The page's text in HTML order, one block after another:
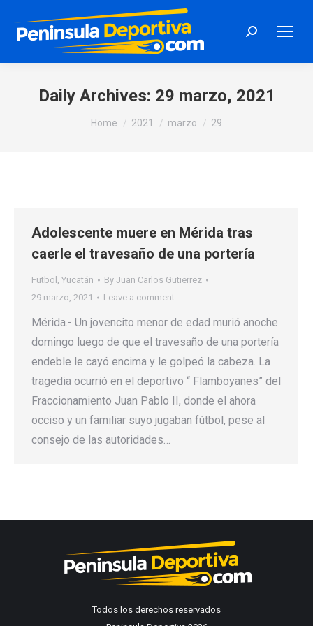
Search:
Daily Archives: 29 marzo, 2021
You are here:
Home 2021 marzo 29
Adolescente muere en Mérida tras
caerle el travesaño de una portería
Futbol , Yucatán By Juan Carlos Gutierrez
29 marzo, 2021
Leave a comment
Mérida.- Un jovencito menor de edad murió anoche
domingo luego de que el travesaño de una portería
endeble le cayó encima y le golpeó la cabeza. La
tragedia ocurrió en el deportivo “ Flamboyanes” del
Fraccionamiento Juan Pablo II, donde el ahora
occiso y un familiar suyo jugaban fútbol, pese al
consejo de las autoridades…
Todos los derechos reservados